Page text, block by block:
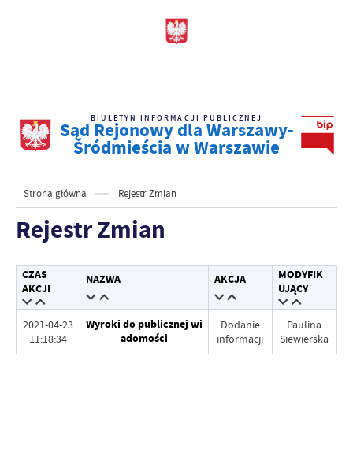
BIULETYN INFORMACJI PUBLICZNEJ
Sąd Rejonowy dla Warszawy-
Śródmieścia w Warszawie
Strona główna Rejestr Zmian
Rejestr Zmian
CZAS
AKCJI
NAZWA AKCJA
MODYFIK
UJĄCY
2021-04-23
11:18:34
Wyroki do publicznej wi
adomości
Dodanie
informacji
Paulina
Siewierska